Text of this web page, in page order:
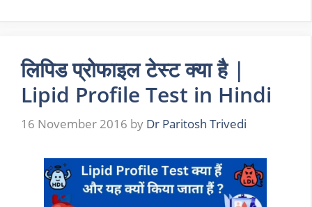
लिपिड प्रोफाइल टेस्ट क्या है |
Lipid Profile Test in Hindi
16 November 2016 by Dr Paritosh Trivedi